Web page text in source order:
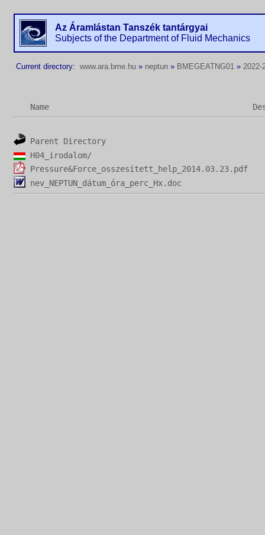
Az Áramlástan Tanszék tantárgyai
Subjects of the Department of Fluid Mechanics
Current directory: www.ara.bme.hu » neptun » BMEGEATNG01 » 2022-
Name
Parent Directory
H04_irodalom/
Pressure&Force_osszesitett_help_2014.03.23.pdf
nev_NEPTUN_dátum_óra_perc_Hx.doc